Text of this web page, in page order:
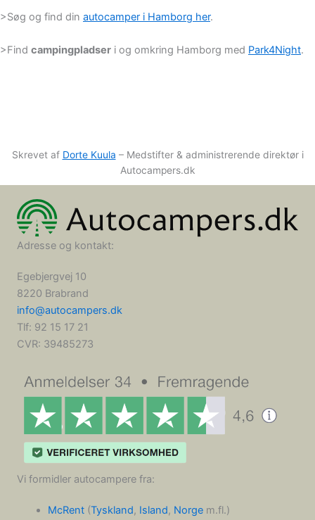
>Søg og find din autocamper i Hamborg her.
>Find campingpladser i og omkring Hamborg med Park4Night.
Skrevet af Dorte Kuula – Medstifter & administrerende direktør i
Autocampers.dk
Adresse og kontakt:
Egebjergvej 10
8220 Brabrand
info@autocampers.dk
Tlf: 92 15 17 21
CVR: 39485273
Vi formidler autocampere fra:
McRent(Tyskland, Island, Norgem.fl.)